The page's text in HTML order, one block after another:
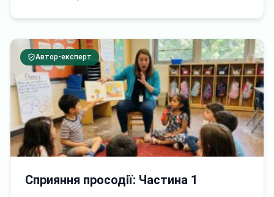
Автор-експерт
Сприяння просодії: Частина 1